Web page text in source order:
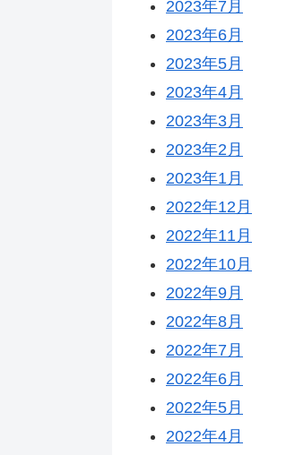
2023年7月
2023年6月
2023年5月
2023年4月
2023年3月
2023年2月
2023年1月
2022年12月
2022年11月
2022年10月
2022年9月
2022年8月
2022年7月
2022年6月
2022年5月
2022年4月